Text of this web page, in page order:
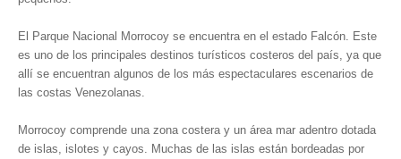
El Parque Nacional Morrocoy se encuentra en el estado Falcón. Este
es uno de los principales destinos turísticos costeros del país, ya que
allí se encuentran algunos de los más espectaculares escenarios de
las costas Venezolanas.
Morrocoy comprende una zona costera y un área mar adentro dotada
de islas, islotes y cayos. Muchas de las islas están bordeadas por